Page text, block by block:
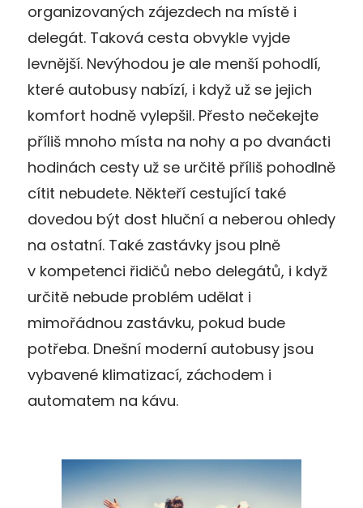
organizovaných zájezdech na místě i
delegát. Taková cesta obvykle vyjde
levnější. Nevýhodou je ale menší pohodlí,
které autobusy nabízí, i když už se jejich
komfort hodně vylepšil. Přesto nečekejte
příliš mnoho místa na nohy a po dvanácti
hodinách cesty už se určitě příliš pohodlně
cítit nebudete. Někteří cestující také
dovedou být dost hluční a neberou ohledy
na ostatní. Také zastávky jsou plně
v kompetenci řidičů nebo delegátů, i když
určitě nebude problém udělat i
mimořádnou zastávku, pokud bude
potřeba. Dnešní moderní autobusy jsou
vybavené klimatizací, záchodem i
automatem na kávu.